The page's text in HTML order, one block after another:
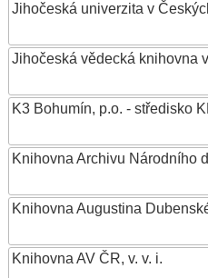
Jihočeská univerzita v
Jihočeská vědecká knihovna
K3 Bohumín, p.o. - středisko
Knihovna Archivu Národního
Knihovna Augustina
Knihovna AV ČR, v. v. i.